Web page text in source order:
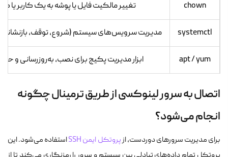
chown تغییر مالکیت فایل یا پوشه به یک کاربر یا
systemctl مدیریت سرویس‌های سیستم (شروع، توقف،
apt / yum ابزار مدیریت پکیج برای نصب، به‌روزرسانی و
اتصال به سرور لینوکسی از طریق ترمینال چگونه
انجام می‌شود؟
برای مدیریت سرورهای دوردست، ازپروتکل ایمن SSH
استفاده می‌شود. این